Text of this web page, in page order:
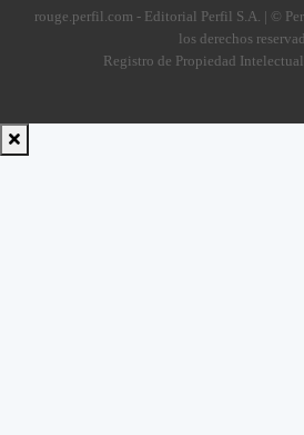
rouge.perfil.com - Editorial Perfil S.A. | ©
los derechos
Registro de Propiedad